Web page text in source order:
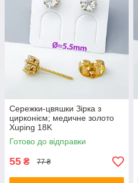
Сережки-цвяшки Зірка з
цирконієм; медичне золото
Xuping 18K
Готово до відправки
55 ₴ 77 ₴